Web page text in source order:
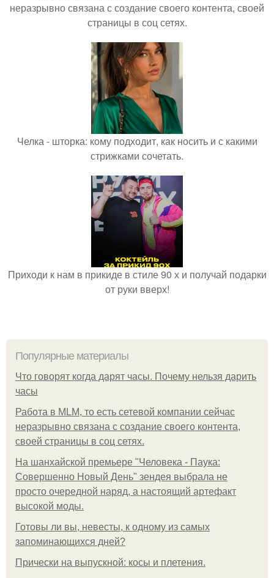
неразрывно связана с создание своего контента, своей
страницы в соц сетях.
Челка - шторка: кому подходит, как носить и с какими
стрижками сочетать.
Приходи к нам в прикиде в стиле 90 х и получай подарки
от руки вверх!
Популярные материалы
Что говорят когда дарят часы. Почему нельзя дарить
часы
Работа в MLM, то есть сетевой компании сейчас
неразрывно связана с создание своего контента,
своей страницы в соц сетях.
На шанхайской премьере "Человека - Паука:
Совершенно Новый День" зендея выбрала не
просто очередной наряд, а настоящий артефакт
высокой моды.
Готовы ли вы, невесты, к одному из самых
запоминающихся дней?
Прически на выпускной: косы и плетения.